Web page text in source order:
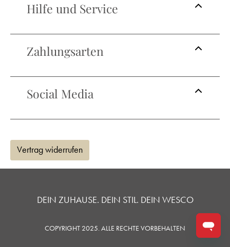
Hilfe und Service
Zahlungsarten
Social Media
Vertrag widerrufen
DEIN ZUHAUSE. DEIN STIL. DEIN WESCO
COPYRIGHT 2025. ALLE RECHTE VORBEHALTEN